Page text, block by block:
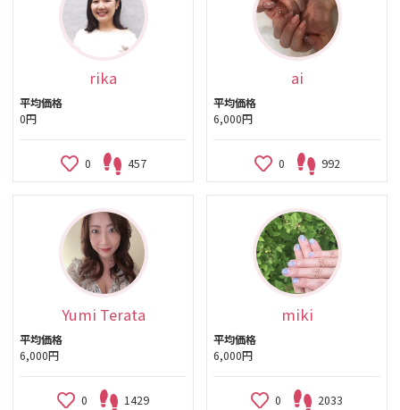
rika
平均価格
0円
0 457
ai
平均価格
6,000円
0 992
Yumi Terata
平均価格
6,000円
0 1429
miki
平均価格
6,000円
0 2033